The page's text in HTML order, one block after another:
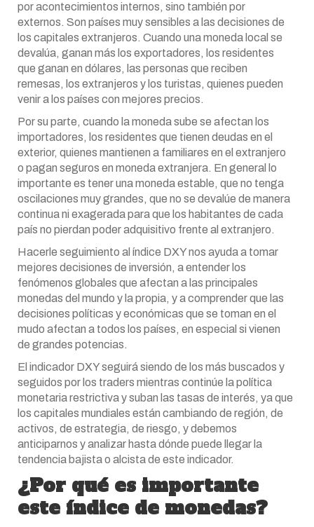
por acontecimientos internos, sino también por
externos. Son países muy sensibles a las decisiones de
los capitales extranjeros. Cuando una moneda local se
devalúa, ganan más los exportadores, los residentes
que ganan en dólares, las personas que reciben
remesas, los extranjeros y los turistas, quienes pueden
venir a los países con mejores precios.
Por su parte, cuando la moneda sube se afectan los
importadores, los residentes que tienen deudas en el
exterior, quienes mantienen a familiares en el extranjero
o pagan seguros en moneda extranjera. En general lo
importante es tener una moneda estable, que no tenga
oscilaciones muy grandes, que no se devalúe de manera
continua ni exagerada para que los habitantes de cada
país no pierdan poder adquisitivo frente al extranjero.
Hacerle seguimiento al índice DXY nos ayuda a tomar
mejores decisiones de inversión, a entender los
fenómenos globales que afectan a las principales
monedas del mundo y la propia, y a comprender que las
decisiones políticas y económicas que se toman en el
mudo afectan a todos los países, en especial si vienen
de grandes potencias.
El indicador DXY seguirá siendo de los más buscados y
seguidos por los traders mientras continúe la política
monetaria restrictiva y suban las tasas de interés, ya que
los capitales mundiales están cambiando de región, de
activos, de estrategia, de riesgo, y debemos
anticiparnos y analizar hasta dónde puede llegar la
tendencia bajista o alcista de este indicador.
¿Por qué es importante
este índice de monedas?